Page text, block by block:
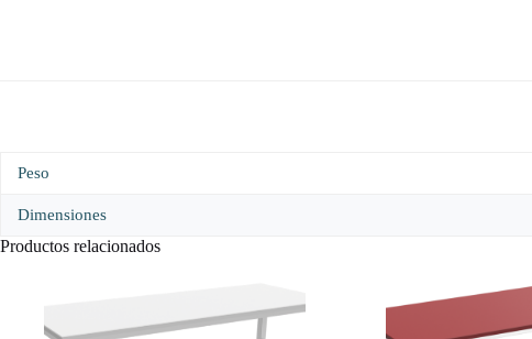
Peso
Dimensiones
Productos relacionados